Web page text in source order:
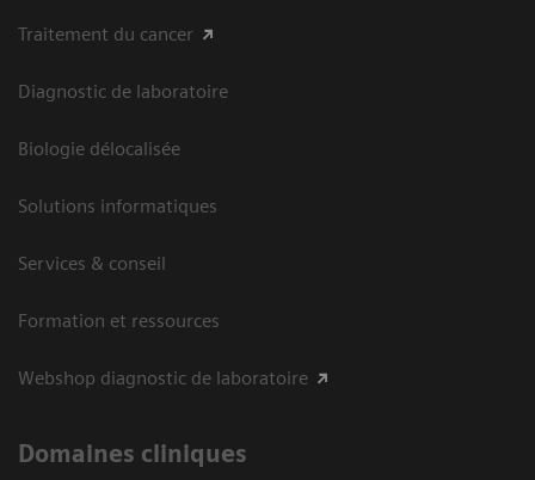
Traitement du cancer
Diagnostic de laboratoire
Biologie délocalisée
Solutions informatiques
Services & conseil
Formation et ressources
Webshop diagnostic de laboratoire
Domaines cliniques